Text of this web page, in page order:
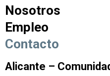
Nosotros
Empleo
Contacto
Alicante –